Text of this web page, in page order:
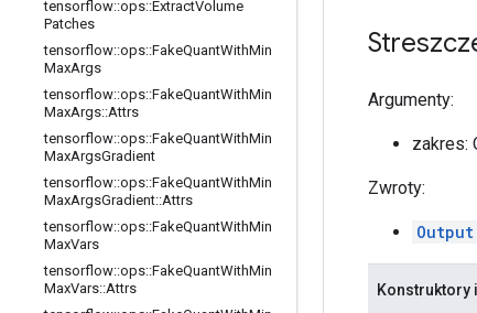
tensorflow::ops::ExtractVolume
Patches
tensorflow::ops::FakeQuantWithMin
MaxArgs
tensorflow::ops::FakeQuantWithMin
MaxArgs::Attrs
tensorflow::ops::FakeQuantWithMin
MaxArgsGradient
tensorflow::ops::FakeQuantWithMin
MaxArgsGradient::Attrs
tensorflow::ops::FakeQuantWithMin
MaxVars
tensorflow::ops::FakeQuantWithMin
MaxVars::Attrs
Argumenty:
zakres:
Zwroty:
Output
Konstruktory